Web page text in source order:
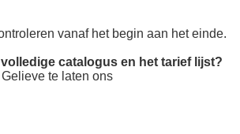
vanaf het begin aan het einde.
catalogus en het tarief lijst?
te laten ons